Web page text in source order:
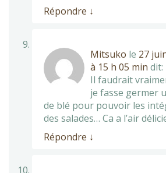
Répondre ↓
Mitsuko le 27
à 15 h 05 min dit:
Il faudrait
je fasse germer
de blé pour pouvoir les
des salades… Ca a l’air
Répondre ↓